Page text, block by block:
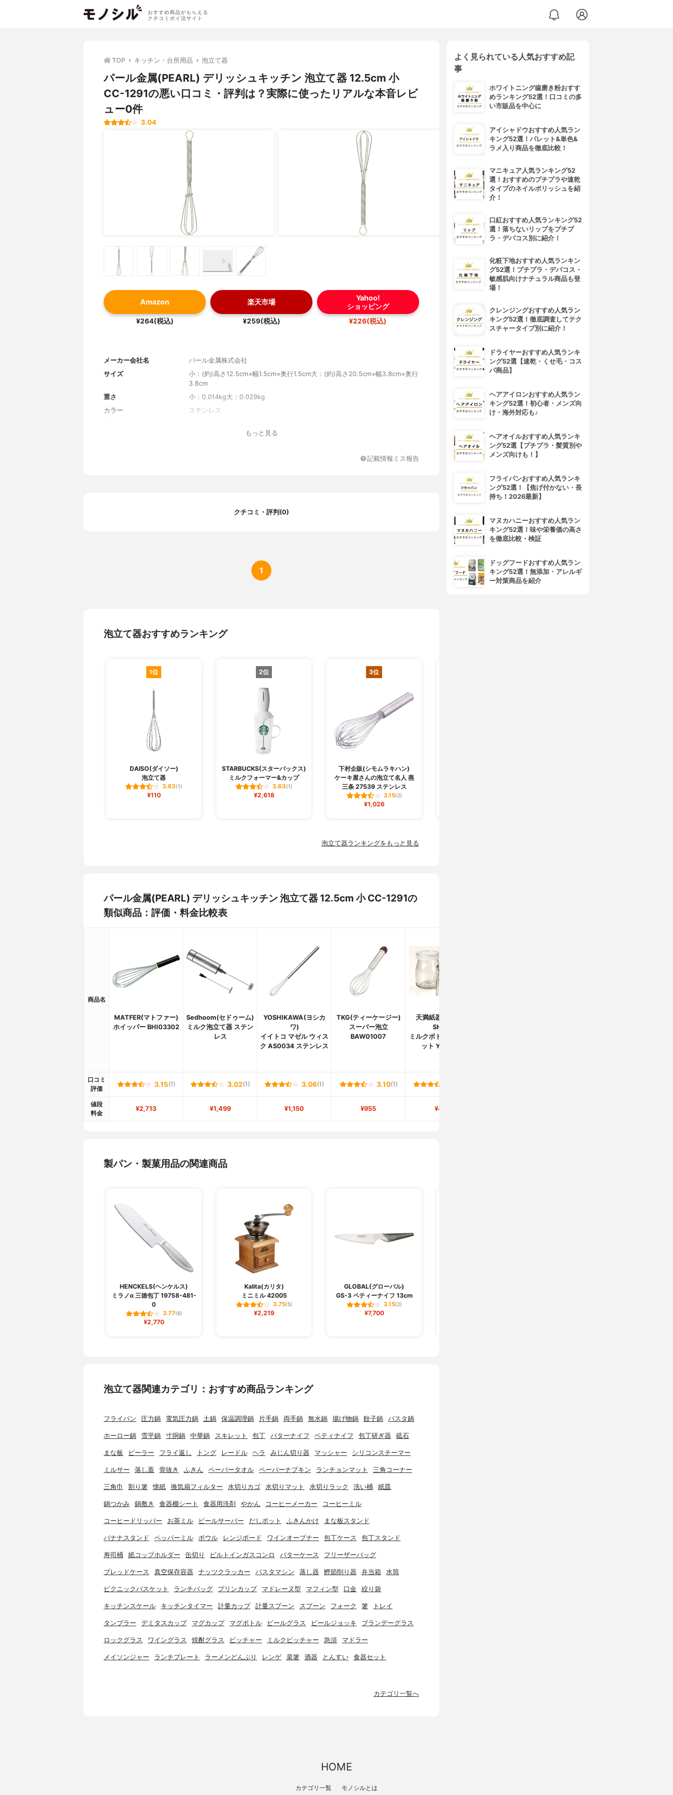
おすすめ商品がもらえる
クチコミポイ活サイト
TOP キッチン・台所用品 泡立て器
パール金属(PEARL) デリッシュキッチン 泡立て器 12.5cm 小
CC-1291の悪い口コミ・評判は？実際に使ったリアルな本音レビ
ュー0件
3.04
Amazon
¥264(税込)
楽天市場
¥259(税込)
Yahoo!
ショッピング
¥226(税込)
メーカー会社名
パール金属株式会社
サイズ
小：(約)高さ12.5cm×幅1.5cm×奥行1.5cm大：(約)高さ20.5cm×幅3.8cm×奥行
3.8cm
重さ
小：0.014kg大：0.029kg
カラー
ステンレス
もっと見る
記載情報ミス報告
クチコミ・評判(0)
1
泡立て器おすすめランキング
1位
DAISO(ダイソー)
泡立て器
3.63(1)
¥110
2位
STARBUCKS(スターバックス)
ミルクフォーマー&カップ
3.63(1)
¥2,618
3位
下村企販(シモムラキハン)
ケーキ屋さんの泡立て名人 燕
三条 27539 ステンレス
3.15(2)
¥1,026
泡立て器ランキングをもっと見る
パール金属(PEARL) デリッシュキッチン 泡立て器 12.5cm 小 CC-1291の
類似商品：評価・料金比較表
商品名
MATFER(マトファー)
ホイッパー BHI03302
Sedhoom(セドゥーム)
ミルク泡立て器 ステン
レス
YOSHIKAWA(ヨシカ
ワ)
イイトコ マゼル ウィス
ク AS0034 ステンレス
TKG(ティーケージー)
スーパー泡立
BAW01007
天満紙器(TEMMA
SHIKI)
ミルクボトル ふた付セ
ット Y90CL-5
口コミ
評価
3.15(1) 3.02(1) 3.06(1) 3.10(1)
値段
料金
¥2,713 ¥1,499 ¥1,150 ¥955 ¥474
製パン・製菓用品の関連商品
HENCKELS(ヘンケルス)
ミラノα 三徳包丁 19758-481-
0
3.77(6)
¥2,770
Kalita(カリタ)
ミニミル 42005
3.75(5)
¥2,219
GLOBAL(グローバル)
GS-3 ペティーナイフ 13cm
3.15(2)
¥7,700
泡立て器関連カテゴリ：おすすめ商品ランキング
フライパン 圧力鍋 電気圧力鍋 土鍋 保温調理鍋 片手鍋 両手鍋 無水鍋 揚げ物鍋 餃子鍋 パスタ鍋
ホーロー鍋 雪平鍋 寸胴鍋 中華鍋 スキレット 包丁 バターナイフ ペティナイフ 包丁研ぎ器 砥石
まな板 ピーラー フライ返し トング レードル ヘラ みじん切り器 マッシャー シリコンスチーマー
ミルサー 落し蓋 骨抜き ふきん ペーパータオル ペーパーナプキン ランチョンマット 三角コーナー
三角巾 割り箸 懐紙 換気扇フィルター 水切りカゴ 水切りマット 水切りラック 洗い桶 紙皿
鍋つかみ 鍋敷き 食器棚シート 食器用洗剤 やかん コーヒーメーカー コーヒーミル
コーヒードリッパー お茶ミル ビールサーバー だしポット ふきんかけ まな板スタンド
バナナスタンド ペッパーミル ボウル レンジボード ワインオープナー 包丁ケース 包丁スタンド
寿司桶 紙コップホルダー 缶切り ビルトインガスコンロ バターケース フリーザーバッグ
ブレッドケース 真空保存容器 ナッツクラッカー パスタマシン 蒸し器 鰹節削り器 弁当箱 水筒
ピクニックバスケット ランチバッグ プリンカップ マドレーヌ型 マフィン型 口金 絞り袋
キッチンスケール キッチンタイマー 計量カップ 計量スプーン スプーン フォーク 箸 トレイ
タンブラー デミタスカップ マグカップ マグボトル ビールグラス ビールジョッキ ブランデーグラス
ロックグラス ワイングラス 焼酎グラス ピッチャー ミルクピッチャー 急須 マドラー
メイソンジャー ランチプレート ラーメンどんぶり レンゲ 菜箸 酒器 とんすい 食器セット
カテゴリ一覧へ
よく見られている人気おすすめ記
事
ホワイトニング歯磨き粉おすす
めランキング52選！口コミの多
い市販品を中心に
アイシャドウおすすめ人気ラン
キング52選！パレット&単色&
ラメ入り商品を徹底比較！
マニキュア人気ランキング52
選！おすすめのプチプラや速乾
タイプのネイルポリッシュを紹
介！
口紅おすすめ人気ランキング52
選！落ちないリップをプチプ
ラ・デパコス別に紹介！
化粧下地おすすめ人気ランキン
グ52選！プチプラ・デパコス・
敏感肌向けナチュラル商品も登
場！
クレンジングおすすめ人気ラン
キング52選！徹底調査してテク
スチャータイプ別に紹介！
ドライヤーおすすめ人気ランキ
ング52選【速乾・くせ毛・コス
パ商品】
ヘアアイロンおすすめ人気ラン
キング52選！初心者・メンズ向
け・海外対応も♪
ヘアオイルおすすめ人気ランキ
ング52選【プチプラ・髪質別や
メンズ向けも！】
フライパンおすすめ人気ランキ
ング52選！【焦げ付かない・長
持ち！2026最新】
マヌカハニーおすすめ人気ラン
キング52選！味や栄養価の高さ
を徹底比較・検証
ドッグフードおすすめ人気ラン
キング52選！無添加・アレルギ
ー対策商品を紹介
HOME
カテゴリ一覧 モノシルとは